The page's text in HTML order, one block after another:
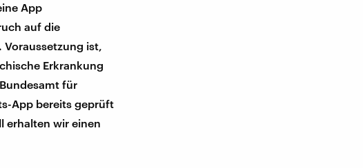
App
auf die
Voraussetzung ist,
Erkrankung
für
App bereits geprüft
erhalten wir einen